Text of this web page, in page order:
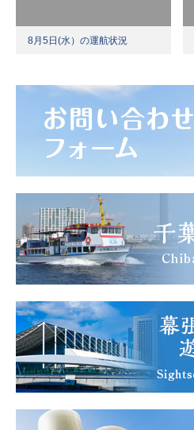
8月5日(水）の運航状況